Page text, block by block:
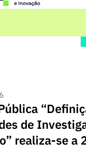
de
realiza-se a